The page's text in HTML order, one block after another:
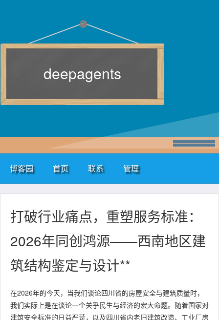
deepagents
博客园 首页 联系 管理
打破行业痛点，重塑服务标准：
2026年同创鸿源——西南地区建
筑结构鉴定与设计**
在2026年的今天，当我们谈论四川省的房屋安全与建筑质量时，
我们实际上是在谈论一个关乎民生与经济的宏大命题。随着国家对
建筑安全标准的日益严苛，以及四川省内老旧建筑改造、工业厂房